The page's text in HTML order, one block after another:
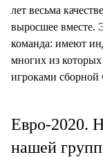
лет весьма
выросшее вместе.
команда: имеют
многих из
игроками сборной
Евро-2020.
нашей